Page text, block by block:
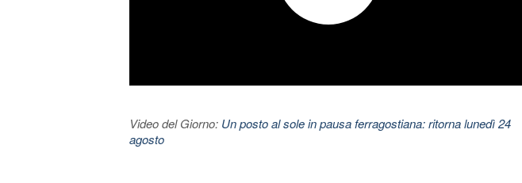
Video del Giorno: Un posto al sole in pausa ferragostiana: ritorna lunedì 24
agosto